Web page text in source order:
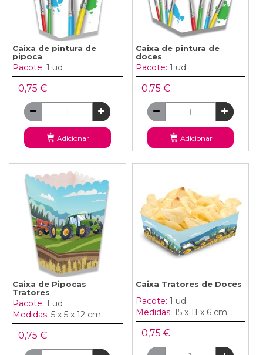
Caixa de pintura de
pipoca
Pacote: 1 ud
0,75 €
Adicionar
Caixa de pintura de
doces
Pacote: 1 ud
0,75 €
Adicionar
Caixa de Pipocas
Tratores
Pacote: 1 ud
Medidas: 5 x 5 x 12 cm
0,75 €
Caixa Tratores de Doces
Pacote: 1 ud
Medidas: 15 x 11 x 6 cm
0,75 €